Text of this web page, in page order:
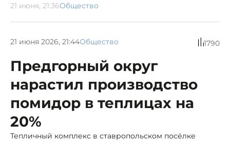
21 июня, 21:36Общество
21 июня 2026, 21:44Общество 1790
Предгорный округ
нарастил производство
помидор в теплицах на
20%
Тепличный комплекс в ставропольском посёлке